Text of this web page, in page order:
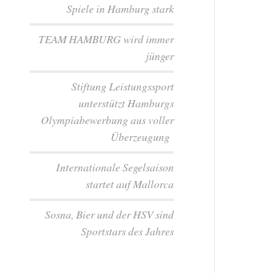
Spiele in Hamburg stark
TEAM HAMBURG wird immer
jünger
Stiftung Leistungssport
unterstützt Hamburgs
Olympiabewerbung aus voller
Überzeugung
Internationale Segelsaison
startet auf Mallorca
Sosna, Bier und der HSV sind
Sportstars des Jahres